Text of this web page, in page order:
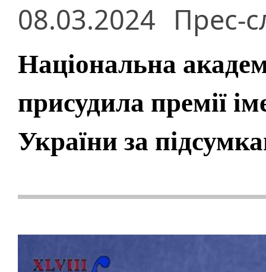
08.03.2024 Прес-
Національна
присудила премії
України за